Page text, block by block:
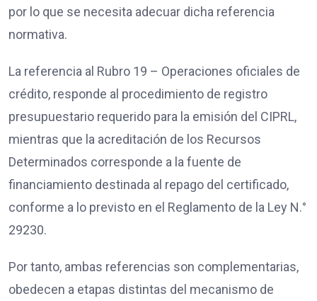
por lo que se necesita adecuar dicha referencia
normativa.
La referencia al Rubro 19 – Operaciones oficiales de
crédito, responde al procedimiento de registro
presupuestario requerido para la emisión del CIPRL,
mientras que la acreditación de los Recursos
Determinados corresponde a la fuente de
financiamiento destinada al repago del certificado,
conforme a lo previsto en el Reglamento de la Ley N.°
29230.
Por tanto, ambas referencias son complementarias,
obedecen a etapas distintas del mecanismo de